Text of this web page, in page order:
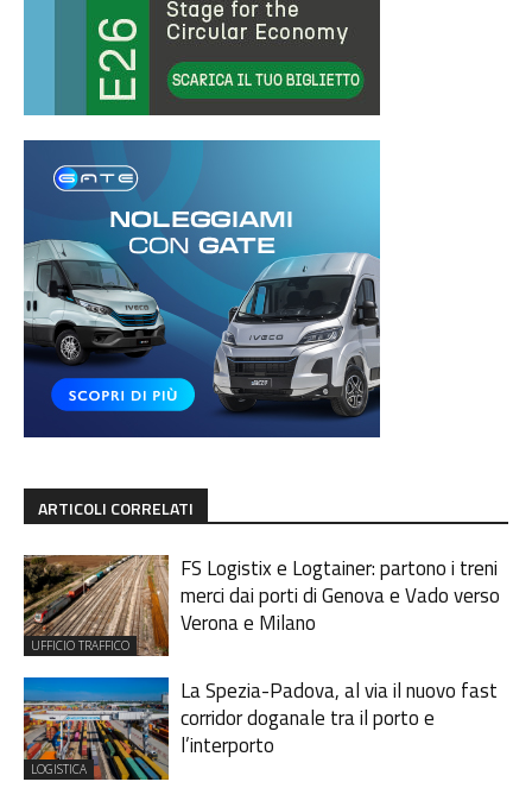
ARTICOLI CORRELATI
UFFICIO TRAFFICO
FS Logistix e Logtainer: partono i treni
merci dai porti di Genova e Vado verso
Verona e Milano
LOGISTICA
La Spezia-Padova, al via il nuovo fast
corridor doganale tra il porto e
l’interporto